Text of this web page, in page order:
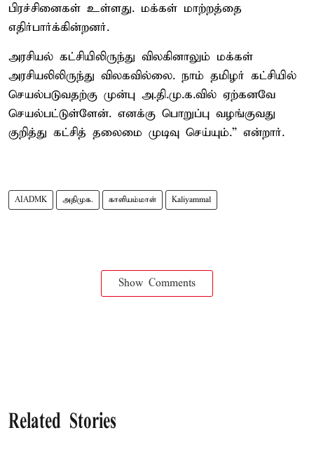
பிரச்சினைகள் உள்ளது. மக்கள் மாற்றத்தை
எதிர்பார்க்கின்றனர்.
அரசியல் கட்சியிலிருந்து விலகினாலும் மக்கள்
அரசியலிலிருந்து விலகவில்லை. நாம் தமிழர் கட்சியில்
செயல்படுவதற்கு முன்பு அ.தி.மு.க.வில் ஏற்கனவே
செயல்பட்டுள்ளேன். எனக்கு பொறுப்பு வழங்குவது
குறித்து கட்சித் தலைமை முடிவு செய்யும்.” என்றார்.
AIADMK அதிமுக. காளியம்மாள் Kaliyammal
Show Comments
Related Stories